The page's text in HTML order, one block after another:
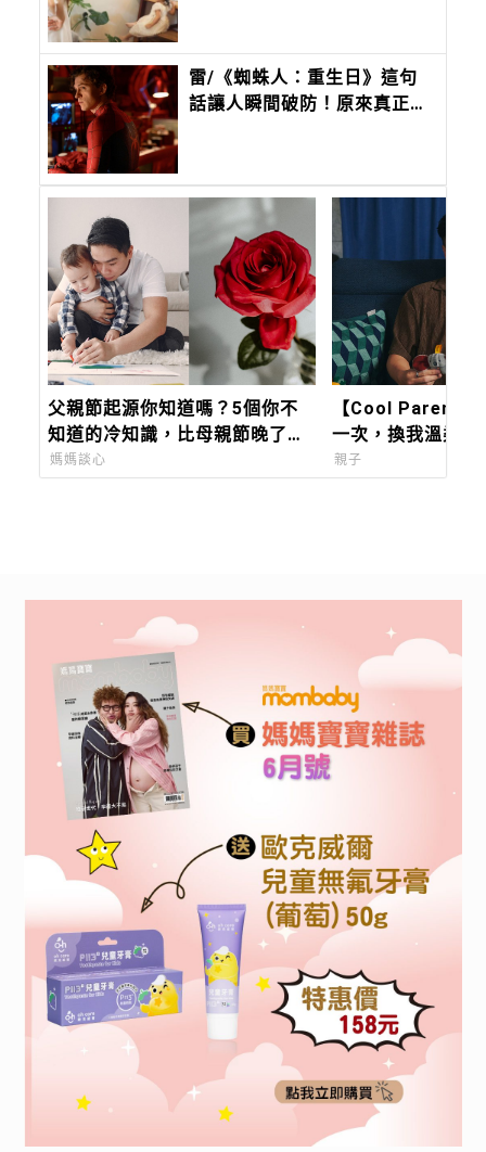
雷/《蜘蛛人：重生日》這句
話讓人瞬間破防！原來真正無
父親節起源你知道嗎？5個你不
知道的冷知識，比母親節晚了近
60年，只有台灣、蒙古在過「88
媽媽談心
【Cool Parents
一次，換我溫柔接
Sweet john主唱
親子